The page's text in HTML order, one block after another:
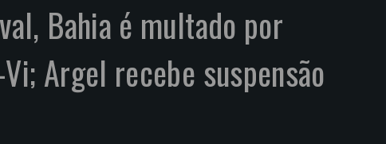
Bahia é multado por
Argel recebe suspensão